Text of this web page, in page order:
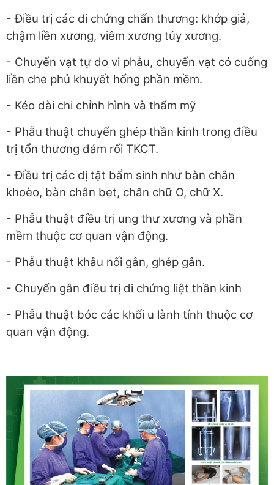
- Điều trị các di chứng chấn thương: khớp giả,
chậm liền xương, viêm xương tủy xương.
- Chuyển vạt tự do vi phẫu, chuyển vạt có cuống
liền che phủ khuyết hổng phần mềm.
- Kéo dài chi chỉnh hình và thẩm mỹ
- Phẫu thuật chuyển ghép thần kinh trong điều
trị tổn thương đám rối TKCT.
- Điều trị các dị tật bẩm sinh như bàn chân
khoèo, bàn chân bẹt, chân chữ O, chữ X.
- Phẫu thuật điều trị ung thư xương và phần
mềm thuộc cơ quan vận động.
- Phẫu thuật khâu nối gân, ghép gân.
- Chuyển gân điều trị di chứng liệt thần kinh
- Phẫu thuật bóc các khối u lành tính thuộc cơ
quan vận động.